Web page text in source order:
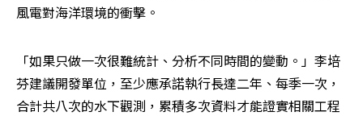
風電對海洋環境的衝擊。
「如果只做一次很難統計、分析不同時間的變動。」李培
芬建議開發單位，至少應承諾執行長達二年、每季一次，
合計共八次的水下觀測，累積多次資料才能證實相關工程